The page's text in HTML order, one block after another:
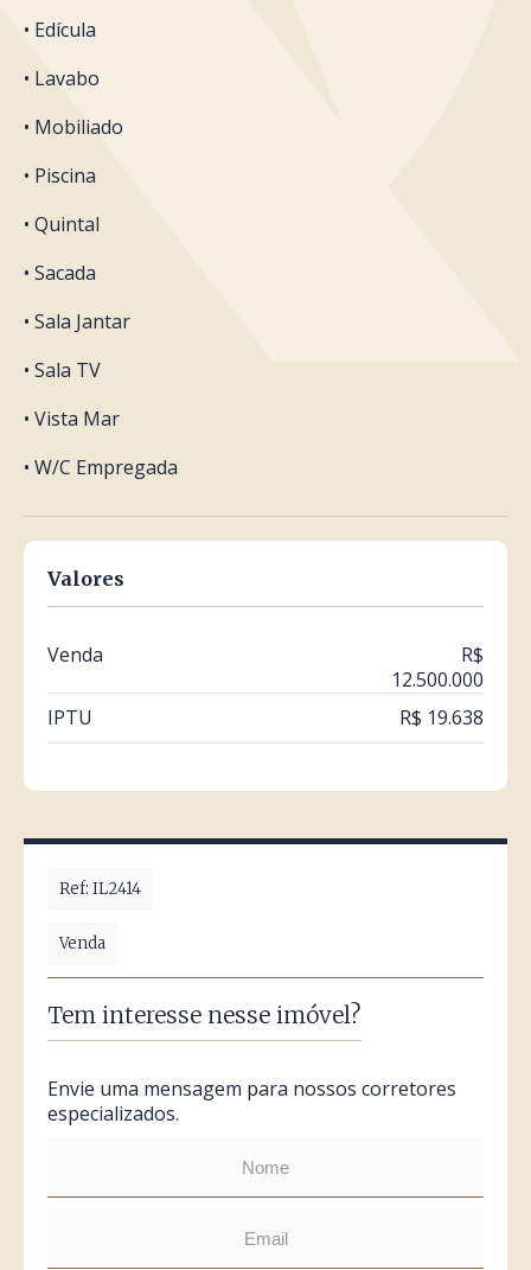
• Edícula
• Lavabo
• Mobiliado
• Piscina
• Quintal
• Sacada
• Sala Jantar
• Sala TV
• Vista Mar
• W/C Empregada
Valores
Venda
R$
12.500.000
IPTU
R$ 19.638
Ref: IL2414
Venda
Tem interesse nesse imóvel?
Envie uma mensagem para nossos corretores
especializados.